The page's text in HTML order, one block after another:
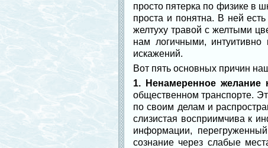
просто пятерка по физике в
проста и понятна. В ней
желтуху травой с желтыми
нам логичными,
искажений.
Вот пять основных причин
1. Ненамеренное желание
общественном транспорте.
по своим делам и
слизистая восприимчива к
информации,
сознание через слабые